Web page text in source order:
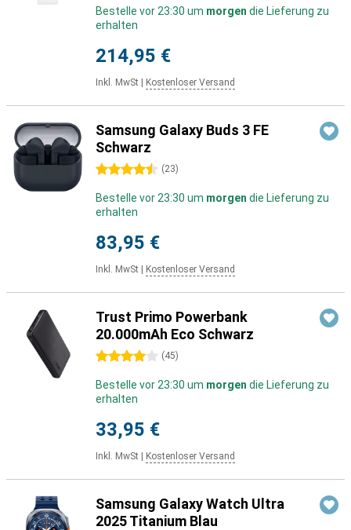
Bestelle vor 23:30 um morgen die Lieferung zu
erhalten
214,95 €
Inkl. MwSt Kostenloser Versand
Samsung Galaxy Buds 3 FE
Schwarz
4.5 Sterne (23)
Bestelle vor 23:30 um morgen die Lieferung zu
erhalten
83,95 €
Inkl. MwSt Kostenloser Versand
Trust Primo Powerbank
20.000mAh Eco Schwarz
4 Sterne (45)
Bestelle vor 23:30 um morgen die Lieferung zu
erhalten
33,95 €
Inkl. MwSt Kostenloser Versand
Samsung Galaxy Watch Ultra
2025 Titanium Blau